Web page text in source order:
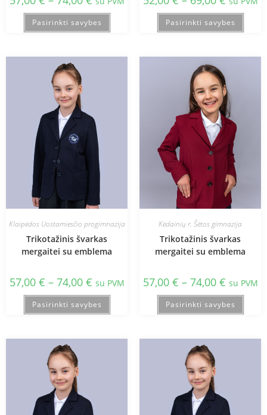
Pasirinkti savybes Pasirinkti savybes
Klaipėdos Uostamiesčio progimnazija
Trikotažinis švarkas
mergaitei su emblema
57,00 € – 74,00 € su PVM
Pasirinkti savybes
Kėdainių r. Šėtos gimnazija
Trikotažinis švarkas
mergaitei su emblema
57,00 € – 74,00 € su PVM
Pasirinkti savybes